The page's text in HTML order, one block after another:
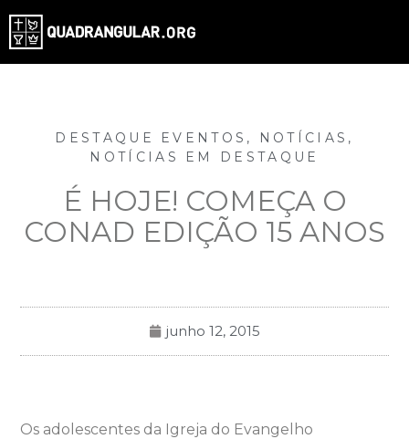
DESTAQUE EVENTOS , NOTÍCIAS ,
NOTÍCIAS EM DESTAQUE
É HOJE! COMEÇA O
CONAD EDIÇÃO 15 ANOS
junho 12, 2015
Os adolescentes da Igreja do Evangelho